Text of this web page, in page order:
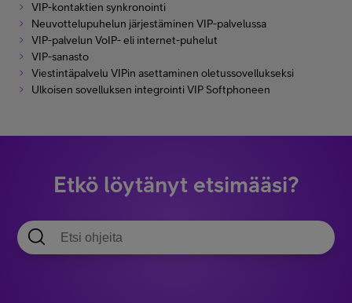
VIP-kontaktien synkronointi
Neuvottelupuhelun järjestäminen VIP-palvelussa
VIP-palvelun VoIP- eli internet-puhelut
VIP-sanasto
Viestintäpalvelu VIPin asettaminen oletussovellukseksi
Ulkoisen sovelluksen integrointi VIP Softphoneen
Etkö löytänyt etsimääsi?